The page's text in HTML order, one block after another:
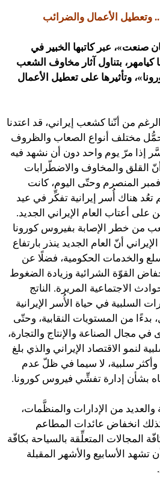
الأعمال والضرائب
صنعت»، عبر كاتبها الخبير في
كيامهر، بتناول آثار مخاوف الشعب
وتأثيرها على تعطيل الأعمال
من أنّنا كشعب إيراني، قد اعتدنا
مختلف أنواع الصعاب والظروف
إذا مرّ يوم واحد دون أن نشهد فيه
أنّ القلق والمخاوف والاضطّرابات
المنصرم وحتّى اليوم، كانت
تعُد هناك أُسر إيرانية تفكِّر في عيد
على أعتاب العام الإيراني الجديد.
من خطر الإصابة بفيروس كورونا
أنّ العام الجديد ينذر بارتفاع
والخدمات الحكومية، فضلًا عن
القوّة الشرائية وزيادة الضغوط
الاجتماعية المريرة. الناتج
السلبية في حياة الأُسر الإيرانية
من المستويات النقابية، وحتّى
في مجال الصناعة والإنتاج والتجارة،
لنمو الاقتصاد الإيراني والذي بلغ
وأكثر سلبية، لا سيما في ظلّ عدم
بشأن إدارة تفشِّي فيروس كورونا.
والعديد من الإدارات والمنظَّمات،
انخفاض عائدات المطاعم
المجالات المتعلِّقة بالسياحة بكافّة
تشهد الأسابيع والأشهر المقبلة